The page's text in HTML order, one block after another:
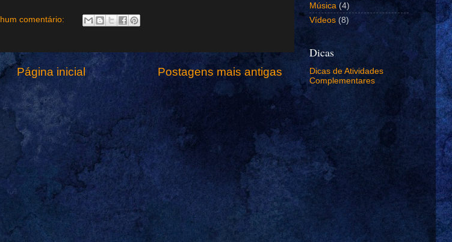
comentário:
Postagens mais antigas
Página inicial
Música (4)
Vídeos (8)
Dicas
Dicas de Atividades
Complementares